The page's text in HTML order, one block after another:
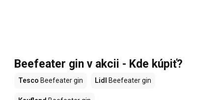
Beefeater gin v akcii - Kde kúpiť?
Tesco Beefeater gin Lidl Beefeater gin